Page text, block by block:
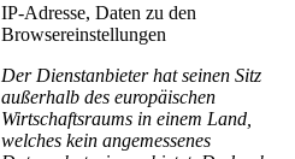
IP-Adresse, Daten zu den
Browsereinstellungen
Der Dienstanbieter hat seinen Sitz
außerhalb des europäischen
Wirtschaftsraums in einem Land,
welches kein angemessenes